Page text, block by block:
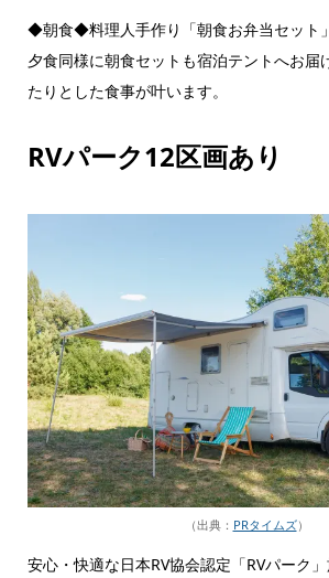
◆朝食◆料理人手作り「朝食お弁当セット」
夕食同様に朝食セットも宿泊テントへお届
たりとした食事が叶います。
RVパーク12区画あり
（出典： PRタイムズ）
安心・快適な日本RV協会認定「RVパーク」